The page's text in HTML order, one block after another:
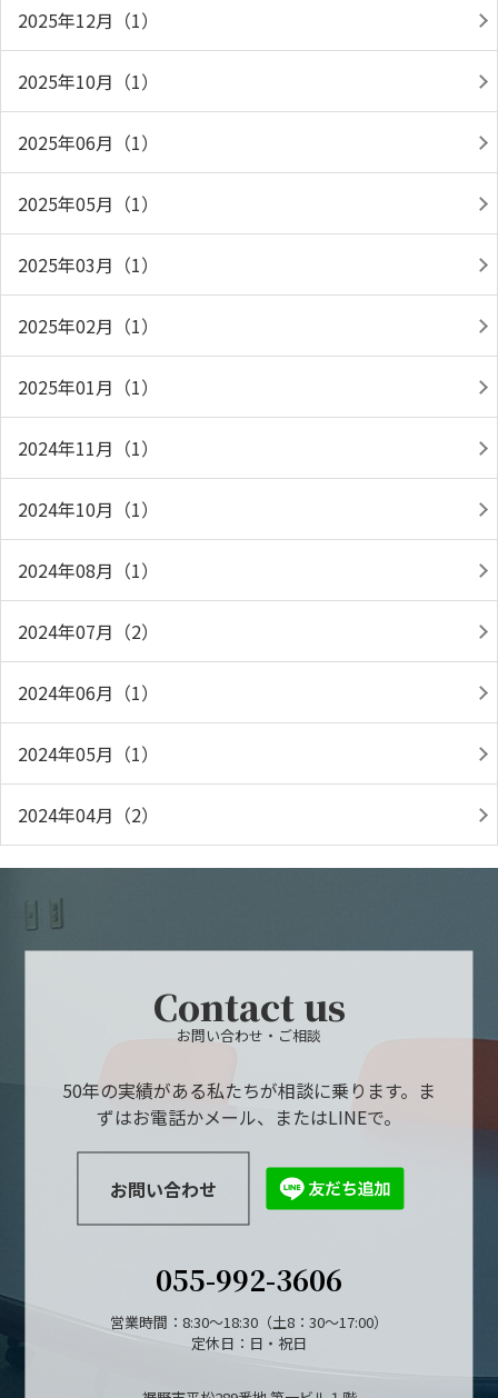
2025年12月（1）
2025年10月（1）
2025年06月（1）
2025年05月（1）
2025年03月（1）
2025年02月（1）
2025年01月（1）
2024年11月（1）
2024年10月（1）
2024年08月（1）
2024年07月（2）
2024年06月（1）
2024年05月（1）
2024年04月（2）
Contact us
お問い合わせ・ご相談
50年の実績がある私たちが相談に乗ります。ま
ずはお電話かメール、またはLINEで。
お問い合わせ
055-992-3606
営業時間：8:30～18:30（土8：30～17:00）
定休日：日・祝日